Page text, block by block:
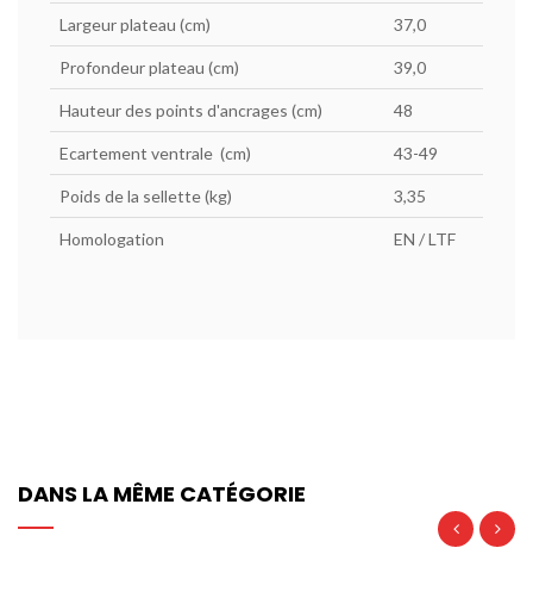
Largeur plateau (cm) 37,0
Profondeur plateau (cm) 39,0
Hauteur des points d'ancrages (cm) 48
Ecartement ventrale (cm) 43-49
Poids de la sellette (kg) 3,35
Homologation EN / LTF
DANS LA MÊME CATÉGORIE